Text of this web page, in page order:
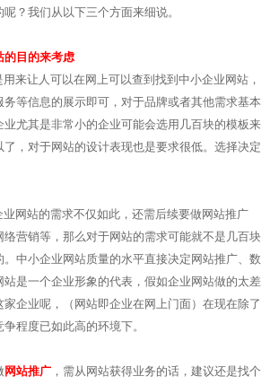
？我们从以下三个方面来细说。
的目的来考虑
来让人可以在网上可以查到找到中小企业网站，
务等信息的展示即可，对于品牌或者其他需求基本
尤其是非常小的企业可能会选用几百块的模板来
，对于网站的设计表现也是要求很低。选择决定
网站的需求不仅如此，还需后续要做网站推广
络营销等，那么对于网站的需求可能就不是几百块
中小企业网站质量的水平直接决定网站推广、数
是一个企业形象的代表，假如企业网站做的太差
企业呢，（网站即企业在网上门面）在现在除了
程度已如此高的环境下。
网站推广，需从网站获得业务的话，建议还是找个